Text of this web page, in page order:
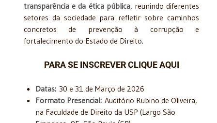
transparência e da ética pública, reunindo diferentes
setores da sociedade para refletir sobre caminhos
concretos de prevenção à corrupção e
fortalecimento do Estado de Direito.
PARA SE INSCREVER CLIQUE AQUI
Datas: 30 e 31 de Março de 2026
Formato Presencial: Auditório Rubino de Oliveira,
na Faculdade de Direito da USP (Largo São